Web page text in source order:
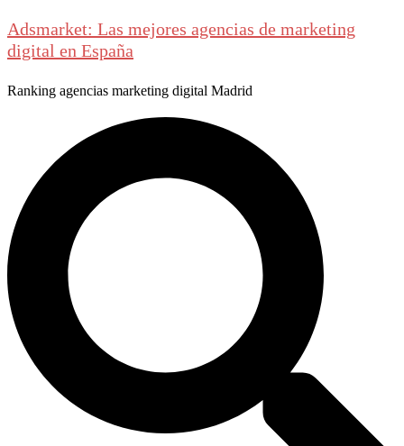
Adsmarket: Las mejores agencias de marketing
digital en España
Ranking agencias marketing digital Madrid